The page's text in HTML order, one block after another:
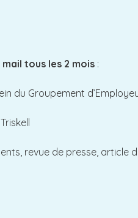
tous les 2 mois :
du Groupement
revue de presse, article